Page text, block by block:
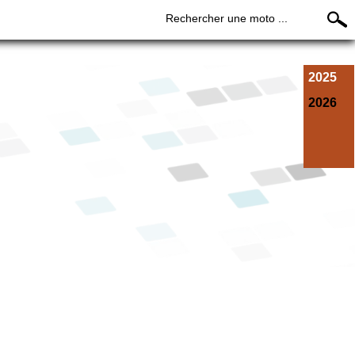
Rechercher une moto ...
2025
2026